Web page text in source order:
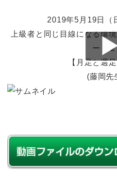
2019年5月19日（
上級者と同じ目線になる環
ート２
【月足と週
(藤岡先